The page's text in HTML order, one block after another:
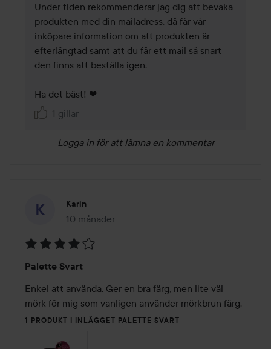
Under tiden rekommenderar jag dig att bevaka
produkten med din mailadress, då får vår
inköpare information om att produkten är
efterlängtad samt att du får ett mail så snart
den finns att beställa igen.
Ha det bäst! ❤
1 gillar
Logga in för att lämna en kommentar
Karin
10 månader
Inlägget skapades 10 månader
4
av
5
Palette Svart
Enkel att använda. Ger en bra färg, men lite väl
mörk för mig som vanligen använder mörkbrun färg.
1 PRODUKT I INLÄGGET PALETTE SVART